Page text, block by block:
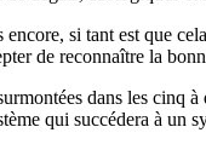
si tant est que
de reconnaître la
dans les cinq
qui succédera à un